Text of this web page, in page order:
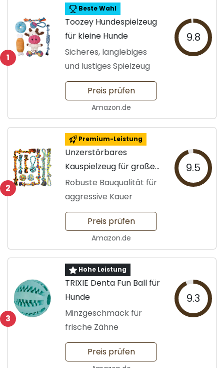
1
Beste Wahl
Toozey Hundespielzeug
für kleine Hunde
Sicheres, langlebiges
und lustiges Spielzeug
9.8
Preis prüfen
Amazon.de
2
Premium-Leistung
Unzerstörbares
Kauspielzeug für große
Hunde
Robuste Bauqualität für
aggressive Kauer
9.5
Preis prüfen
Amazon.de
3
Hohe Leistung
TRIXIE Denta Fun Ball für
Hunde
Minzgeschmack für
frische Zähne
9.3
Preis prüfen